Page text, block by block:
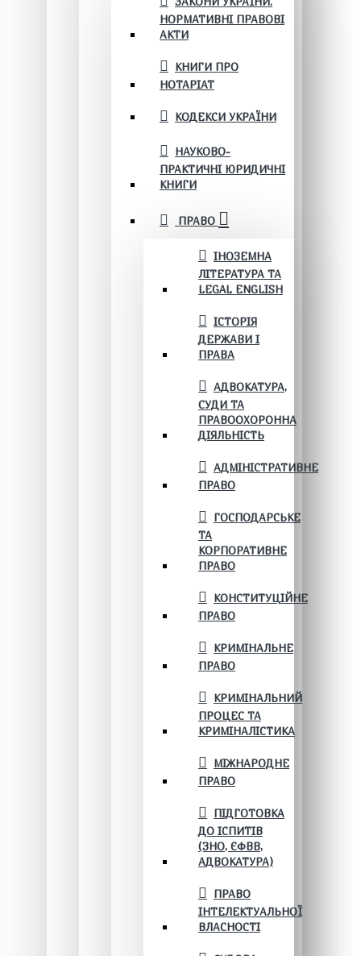
НОРМАТИВНІ ПРАВОВІ
АКТИ
КНИГИ ПРО
НОТАРІАТ
КОДЕКСИ УКРАЇНИ
НАУКОВО-
ПРАКТИЧНІ ЮРИДИЧНІ
КНИГИ
ПРАВО
ІНОЗЕМНА
ЛІТЕРАТУРА ТА
LEGAL ENGLISH
ІСТОРІЯ
ДЕРЖАВИ І
ПРАВА
АДВОКАТУРА,
СУДИ ТА
ПРАВООХОРОННА
ДІЯЛЬНІСТЬ
АДМІНІСТРАТИВНЕ
ПРАВО
ГОСПОДАРСЬКЕ
ТА
КОРПОРАТИВНЕ
ПРАВО
КОНСТИТУЦІЙНЕ
ПРАВО
КРИМІНАЛЬНЕ
ПРАВО
КРИМІНАЛЬНИЙ
ПРОЦЕС ТА
КРИМІНАЛІСТИКА
МІЖНАРОДНЕ
ПРАВО
ПІДГОТОВКА
ДО ІСПИТІВ
(ЗНО, ЄФВВ,
АДВОКАТУРА)
ПРАВО
ІНТЕЛЕКТУАЛЬНОЇ
ВЛАСНОСТІ